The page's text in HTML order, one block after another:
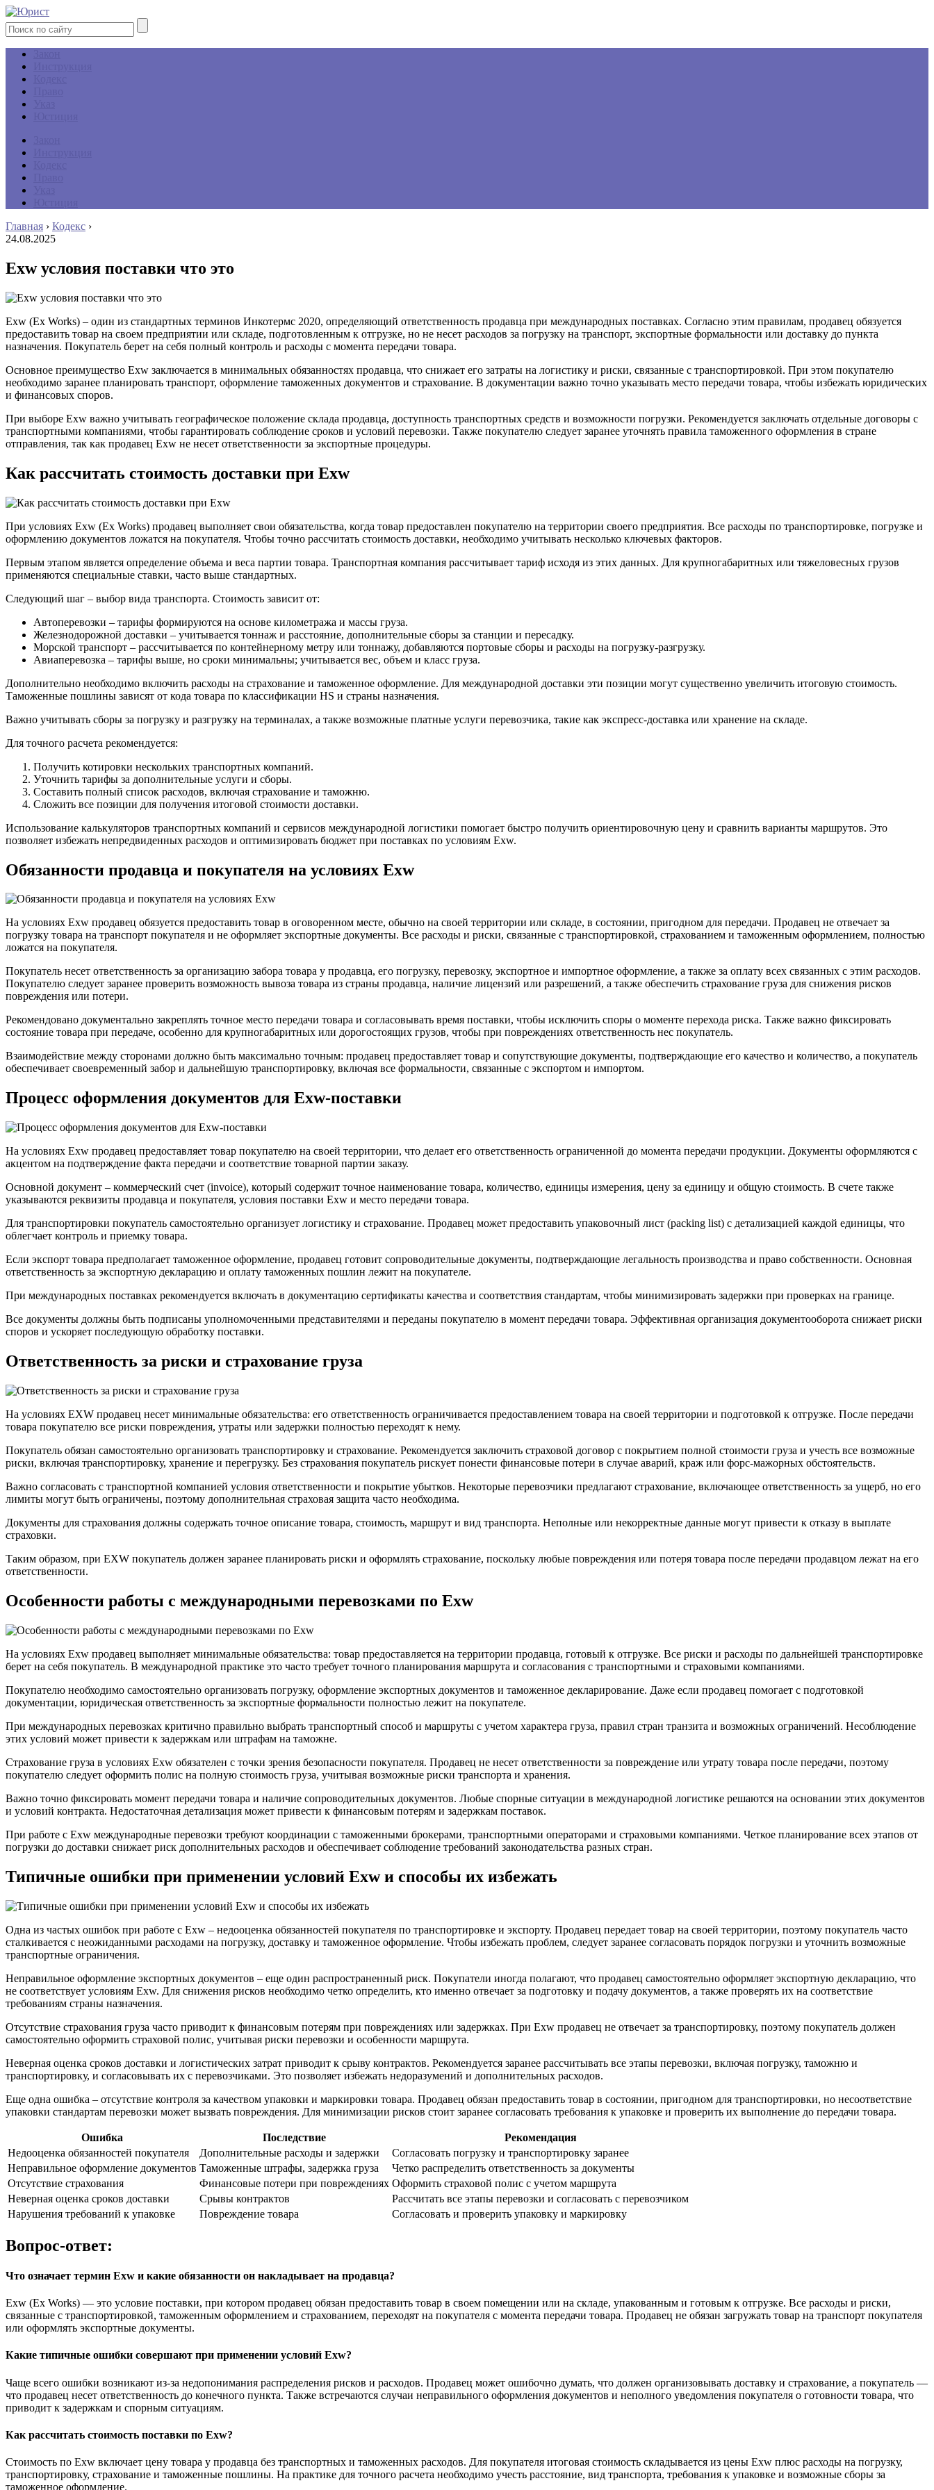
Главная › Кодекс ›
24.08.2025
Exw условия поставки что это
Exw (Ex Works) – один из стандартных терминов Инкотермс 2020, определяющий ответственность продавца при международных поставках. Согласно этим правилам, продавец обязуется
предоставить товар на своем предприятии или складе, подготовленным к отгрузке, но не несет расходов за погрузку на транспорт, экспортные формальности или доставку до пункта
назначения. Покупатель берет на себя полный контроль и расходы с момента передачи товара.
Основное преимущество Exw заключается в минимальных обязанностях продавца, что снижает его затраты на логистику и риски, связанные с транспортировкой. При этом покупателю
необходимо заранее планировать транспорт, оформление таможенных документов и страхование. В документации важно точно указывать место передачи товара, чтобы избежать юридических
и финансовых споров.
При выборе Exw важно учитывать географическое положение склада продавца, доступность транспортных средств и возможности погрузки. Рекомендуется заключать отдельные договоры с
транспортными компаниями, чтобы гарантировать соблюдение сроков и условий перевозки. Также покупателю следует заранее уточнять правила таможенного оформления в стране
отправления, так как продавец Exw не несет ответственности за экспортные процедуры.
Как рассчитать стоимость доставки при Exw
При условиях Exw (Ex Works) продавец выполняет свои обязательства, когда товар предоставлен покупателю на территории своего предприятия. Все расходы по транспортировке, погрузке и
оформлению документов ложатся на покупателя. Чтобы точно рассчитать стоимость доставки, необходимо учитывать несколько ключевых факторов.
Первым этапом является определение объема и веса партии товара. Транспортная компания рассчитывает тариф исходя из этих данных. Для крупногабаритных или тяжеловесных грузов
применяются специальные ставки, часто выше стандартных.
Следующий шаг – выбор вида транспорта. Стоимость зависит от:
Автоперевозки – тарифы формируются на основе километража и массы груза.
Железнодорожной доставки – учитывается тоннаж и расстояние, дополнительные сборы за станции и пересадку.
Морской транспорт – рассчитывается по контейнерному метру или тоннажу, добавляются портовые сборы и расходы на погрузку-разгрузку.
Авиаперевозка – тарифы выше, но сроки минимальны; учитывается вес, объем и класс груза.
Дополнительно необходимо включить расходы на страхование и таможенное оформление. Для международной доставки эти позиции могут существенно увеличить итоговую стоимость.
Таможенные пошлины зависят от кода товара по классификации HS и страны назначения.
Важно учитывать сборы за погрузку и разгрузку на терминалах, а также возможные платные услуги перевозчика, такие как экспресс-доставка или хранение на складе.
Для точного расчета рекомендуется:
Получить котировки нескольких транспортных компаний.
Уточнить тарифы за дополнительные услуги и сборы.
Составить полный список расходов, включая страхование и таможню.
Сложить все позиции для получения итоговой стоимости доставки.
Использование калькуляторов транспортных компаний и сервисов международной логистики помогает быстро получить ориентировочную цену и сравнить варианты маршрутов. Это
позволяет избежать непредвиденных расходов и оптимизировать бюджет при поставках по условиям Exw.
Обязанности продавца и покупателя на условиях Exw
На условиях Exw продавец обязуется предоставить товар в оговоренном месте, обычно на своей территории или складе, в состоянии, пригодном для передачи. Продавец не отвечает за
погрузку товара на транспорт покупателя и не оформляет экспортные документы. Все расходы и риски, связанные с транспортировкой, страхованием и таможенным оформлением, полностью
ложатся на покупателя.
Покупатель несет ответственность за организацию забора товара у продавца, его погрузку, перевозку, экспортное и импортное оформление, а также за оплату всех связанных с этим расходов.
Покупателю следует заранее проверить возможность вывоза товара из страны продавца, наличие лицензий или разрешений, а также обеспечить страхование груза для снижения рисков
повреждения или потери.
Рекомендовано документально закреплять точное место передачи товара и согласовывать время поставки, чтобы исключить споры о моменте перехода риска. Также важно фиксировать
состояние товара при передаче, особенно для крупногабаритных или дорогостоящих грузов, чтобы при повреждениях ответственность нес покупатель.
Взаимодействие между сторонами должно быть максимально точным: продавец предоставляет товар и сопутствующие документы, подтверждающие его качество и количество, а покупатель
обеспечивает своевременный забор и дальнейшую транспортировку, включая все формальности, связанные с экспортом и импортом.
Процесс оформления документов для Exw-поставки
На условиях Exw продавец предоставляет товар покупателю на своей территории, что делает его ответственность ограниченной до момента передачи продукции. Документы оформляются с
акцентом на подтверждение факта передачи и соответствие товарной партии заказу.
Основной документ – коммерческий счет (invoice), который содержит точное наименование товара, количество, единицы измерения, цену за единицу и общую стоимость. В счете также
указываются реквизиты продавца и покупателя, условия поставки Exw и место передачи товара.
Для транспортировки покупатель самостоятельно организует логистику и страхование. Продавец может предоставить упаковочный лист (packing list) с детализацией каждой единицы, что
облегчает контроль и приемку товара.
Если экспорт товара предполагает таможенное оформление, продавец готовит сопроводительные документы, подтверждающие легальность производства и право собственности. Основная
ответственность за экспортную декларацию и оплату таможенных пошлин лежит на покупателе.
При международных поставках рекомендуется включать в документацию сертификаты качества и соответствия стандартам, чтобы минимизировать задержки при проверках на границе.
Все документы должны быть подписаны уполномоченными представителями и переданы покупателю в момент передачи товара. Эффективная организация документооборота снижает риски
споров и ускоряет последующую обработку поставки.
Ответственность за риски и страхование груза
На условиях EXW продавец несет минимальные обязательства: его ответственность ограничивается предоставлением товара на своей территории и подготовкой к отгрузке. После передачи
товара покупателю все риски повреждения, утраты или задержки полностью переходят к нему.
Покупатель обязан самостоятельно организовать транспортировку и страхование. Рекомендуется заключить страховой договор с покрытием полной стоимости груза и учесть все возможные
риски, включая транспортировку, хранение и перегрузку. Без страхования покупатель рискует понести финансовые потери в случае аварий, краж или форс-мажорных обстоятельств.
Важно согласовать с транспортной компанией условия ответственности и покрытие убытков. Некоторые перевозчики предлагают страхование, включающее ответственность за ущерб, но его
лимиты могут быть ограничены, поэтому дополнительная страховая защита часто необходима.
Документы для страхования должны содержать точное описание товара, стоимость, маршрут и вид транспорта. Неполные или некорректные данные могут привести к отказу в выплате
страховки.
Таким образом, при EXW покупатель должен заранее планировать риски и оформлять страхование, поскольку любые повреждения или потеря товара после передачи продавцом лежат на его
ответственности.
Особенности работы с международными перевозками по Exw
На условиях Exw продавец выполняет минимальные обязательства: товар предоставляется на территории продавца, готовый к отгрузке. Все риски и расходы по дальнейшей транспортировке
берет на себя покупатель. В международной практике это часто требует точного планирования маршрута и согласования с транспортными и страховыми компаниями.
Покупателю необходимо самостоятельно организовать погрузку, оформление экспортных документов и таможенное декларирование. Даже если продавец помогает с подготовкой
документации, юридическая ответственность за экспортные формальности полностью лежит на покупателе.
При международных перевозках критично правильно выбрать транспортный способ и маршруты с учетом характера груза, правил стран транзита и возможных ограничений. Несоблюдение
этих условий может привести к задержкам или штрафам на таможне.
Страхование груза в условиях Exw обязателен с точки зрения безопасности покупателя. Продавец не несет ответственности за повреждение или утрату товара после передачи, поэтому
покупателю следует оформить полис на полную стоимость груза, учитывая возможные риски транспорта и хранения.
Важно точно фиксировать момент передачи товара и наличие сопроводительных документов. Любые спорные ситуации в международной логистике решаются на основании этих документов
и условий контракта. Недостаточная детализация может привести к финансовым потерям и задержкам поставок.
При работе с Exw международные перевозки требуют координации с таможенными брокерами, транспортными операторами и страховыми компаниями. Четкое планирование всех этапов от
погрузки до доставки снижает риск дополнительных расходов и обеспечивает соблюдение требований законодательства разных стран.
Типичные ошибки при применении условий Exw и способы их избежать
Одна из частых ошибок при работе с Exw – недооценка обязанностей покупателя по транспортировке и экспорту. Продавец передает товар на своей территории, поэтому покупатель часто
сталкивается с неожиданными расходами на погрузку, доставку и таможенное оформление. Чтобы избежать проблем, следует заранее согласовать порядок погрузки и уточнить возможные
транспортные ограничения.
Неправильное оформление экспортных документов – еще один распространенный риск. Покупатели иногда полагают, что продавец самостоятельно оформляет экспортную декларацию, что
не соответствует условиям Exw. Для снижения рисков необходимо четко определить, кто именно отвечает за подготовку и подачу документов, а также проверять их на соответствие
требованиям страны назначения.
Отсутствие страхования груза часто приводит к финансовым потерям при повреждениях или задержках. При Exw продавец не отвечает за транспортировку, поэтому покупатель должен
самостоятельно оформить страховой полис, учитывая риски перевозки и особенности маршрута.
Неверная оценка сроков доставки и логистических затрат приводит к срыву контрактов. Рекомендуется заранее рассчитывать все этапы перевозки, включая погрузку, таможню и
транспортировку, и согласовывать их с перевозчиками. Это позволяет избежать недоразумений и дополнительных расходов.
Еще одна ошибка – отсутствие контроля за качеством упаковки и маркировки товара. Продавец обязан предоставить товар в состоянии, пригодном для транспортировки, но несоответствие
упаковки стандартам перевозки может вызвать повреждения. Для минимизации рисков стоит заранее согласовать требования к упаковке и проверить их выполнение до передачи товара.
Ошибка Последствие
Рекомендация
Недооценка обязанностей покупателя
Дополнительные расходы и задержки
Согласовать погрузку и транспортировку заранее
Неправильное оформление документов Таможенные штрафы, задержка груза
Четко распределить ответственность за документы
Отсутствие страхования
Финансовые потери при повреждениях Оформить страховой полис с учетом маршрута
Неверная оценка сроков доставки
Срывы контрактов
Рассчитать все этапы перевозки и согласовать с перевозчиком
Нарушения требований к упаковке
Повреждение товара Согласовать и проверить упаковку и маркировку
Вопрос-ответ:
Что означает термин Exw и какие обязанности он накладывает на продавца?
Exw (Ex Works) — это условие поставки, при котором продавец обязан предоставить товар в своем помещении или на складе, упакованным и готовым к отгрузке. Все расходы и риски,
связанные с транспортировкой, таможенным оформлением и страхованием, переходят на покупателя с момента передачи товара. Продавец не обязан загружать товар на транспорт покупателя
или оформлять экспортные документы.
Какие типичные ошибки совершают при применении условий Exw?
Чаще всего ошибки возникают из-за недопонимания распределения рисков и расходов. Продавец может ошибочно думать, что должен организовывать доставку и страхование, а покупатель —
что продавец несет ответственность до конечного пункта. Также встречаются случаи неправильного оформления документов и неполного уведомления покупателя о готовности товара, что
приводит к задержкам и спорным ситуациям.
Как рассчитать стоимость поставки по Exw?
Стоимость по Exw включает цену товара у продавца без транспортных и таможенных расходов. Для покупателя итоговая стоимость складывается из цены Exw плюс расходы на погрузку,
транспортировку, страхование и таможенные пошлины. На практике для точного расчета необходимо учесть расстояние, вид транспорта, требования к упаковке и возможные сборы за
таможенное оформление.